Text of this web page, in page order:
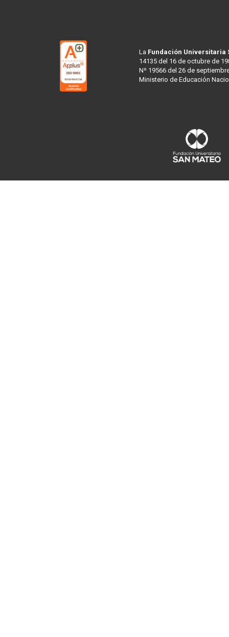
La Fundación Universitaria
14135 del 16 de octubre de
Nº 19566 del 26 de
Ministerio de Educación